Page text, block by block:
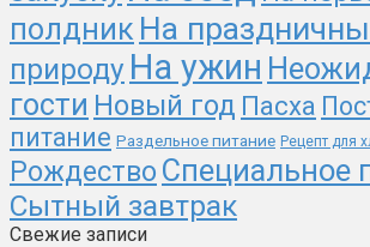
полдник На
природу На ужин
гости Новый год Пасха
питание Раздельное питание Рецепт для
Рождество Специальное
Сытный завтрак
Свежие записи